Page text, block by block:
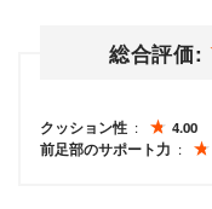
総合評価:
クッション性
4.00
前足部のサポート力